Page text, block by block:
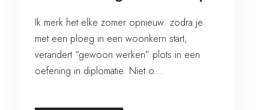
Ik merk het elke zomer opnieuw: zodra je
met een ploeg in een woonkern start,
verandert “gewoon werken” plots in een
oefening in diplomatie. Niet o...